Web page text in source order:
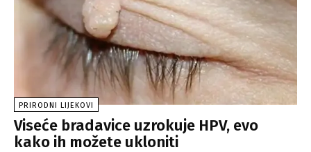
PRIRODNI LIJEKOVI
Viseće bradavice uzrokuje HPV, evo
kako ih možete ukloniti